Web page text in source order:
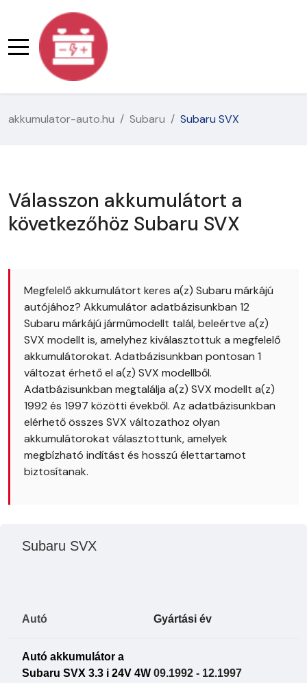
akkumulator-auto.hu Subaru Subaru SVX
Válasszon akkumulátort a
következőhöz Subaru SVX
Megfelelő akkumulátort keres a(z) Subaru márkájú
autójához? Akkumulátor adatbázisunkban 12
Subaru márkájú járműmodellt talál, beleértve a(z)
SVX modellt is, amelyhez kiválasztottuk a megfelelő
akkumulátorokat. Adatbázisunkban pontosan 1
változat érhető el a(z) SVX modellből.
Adatbázisunkban megtalálja a(z) SVX modellt a(z)
1992 és 1997 közötti évekből. Az adatbázisunkban
elérhető összes SVX változathoz olyan
akkumulátorokat választottunk, amelyek
megbízható indítást és hosszú élettartamot
biztosítanak.
Subaru SVX
Autó Gyártási év
Autó akkumulátor a
Subaru SVX 3.3 i 24V 4W 09.1992 - 12.1997